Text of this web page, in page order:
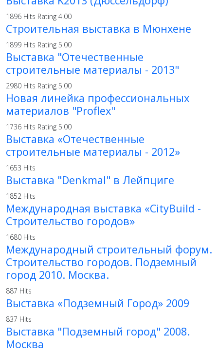
1896 Hits Rating 4.00
Строительная выставка в Мюнхене
1899 Hits Rating 5.00
Выставка "Отечественные
строительные материалы - 2013"
2980 Hits Rating 5.00
Новая линейка профессиональных
материалов "Proflex"
1736 Hits Rating 5.00
Выставка «Отечественные
строительные материалы - 2012»
1653 Hits
Выставка "Denkmal" в Лейпциге
1852 Hits
Международная выставка «CityBuild -
Строительство городов»
1680 Hits
Международный строительный форум.
Строительство городов. Подземный
город 2010. Москва.
887 Hits
Выставка «Подземный Город» 2009
837 Hits
Выставка "Подземный город" 2008.
Москва